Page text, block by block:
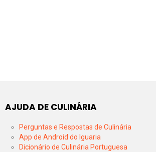
AJUDA DE CULINÁRIA
Perguntas e Respostas de Culinária
App de Android do Iguaria
Dicionário de Culinária Portuguesa